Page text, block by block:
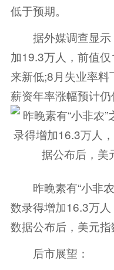
低于预期。
据外媒调查显示
加19.3万人，前值
来新低;8月失业率
薪资年率涨幅预计仍
昨晚素有“小非农
数录得增加16.3万人
数据公布后，美元指
后市展望：